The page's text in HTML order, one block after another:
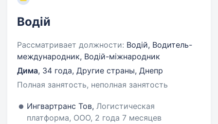
Водій
Рассматривает должности: Водій, Водитель-
международник, Водій-міжнародник
Дима, 34 года, Другие страны, Днепр
Полная занятость, неполная занятость
Ингвартранс Тов, Логистическая
платформа, ООО, 2 года 7 месяцев